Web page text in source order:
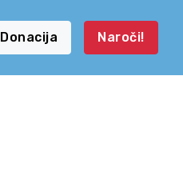
Donacija Naroči!